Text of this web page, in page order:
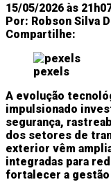
15/05/2026 às
Por: Robson Silva
Compartilhe:
pexels
A evolução
impulsionado
segurança,
dos setores de
exterior vêm
integradas para
fortalecer a gestão